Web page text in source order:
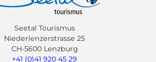
Seetal Tourismus
Niederlenzerstrasse 25
CH-5600 Lenzburg
+41 (0)41 920 45 29